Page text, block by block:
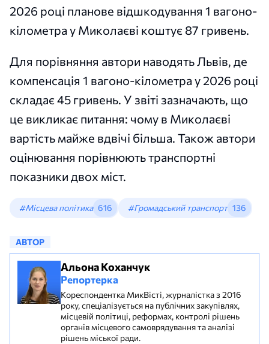
2026 році планове відшкодування 1 вагоно-
кілометра у Миколаєві коштує 87 гривень.
Для порівняння автори наводять Львів, де
компенсація 1 вагоно-кілометра у 2026 році
складає 45 гривень. У звіті зазначають, що
це викликає питання: чому в Миколаєві
вартість майже вдвічі більша. Також автори
оцінювання порівнюють транспортні
показники двох міст.
#Місцева політика 616 #Громадський транспорт 136
АВТОР
Альона Коханчук
Репортерка
Кореспондентка МикВісті, журналістка з 2016
року, спеціалізується на публічних закупівлях,
місцевій політиці, реформах, контролі рішень
органів місцевого самоврядування та аналізі
рішень міської ради.